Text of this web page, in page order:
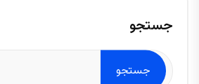
جستجو
جستجو